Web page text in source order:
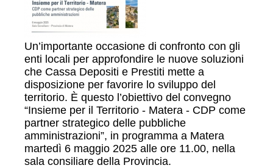
Un’importante occasione di confronto con gli
enti locali per approfondire le nuove soluzioni
che Cassa Depositi e Prestiti mette a
disposizione per favorire lo sviluppo del
territorio. È questo l’obiettivo del convegno
“Insieme per il Territorio - Matera - CDP come
partner strategico delle pubbliche
amministrazioni”, in programma a Matera
martedì 6 maggio 2025 alle ore 11.00, nella
sala consiliare della Provincia.